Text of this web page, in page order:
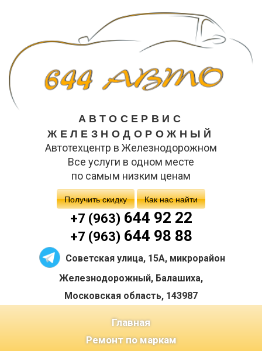
АВТОСЕРВИС
ЖЕЛЕЗНОДОРОЖНЫЙ
Автотехцентр в Железнодорожном
Все услуги в одном месте
по самым низким ценам
Получить скидку Как нас найти
+7 (963)644 92 22
+7 (963)644 98 88
Советская улица, 15А, микрорайон
Железнодорожный, Балашиха,
Московская область, 143987
Главная(current)
Ремонт по маркам